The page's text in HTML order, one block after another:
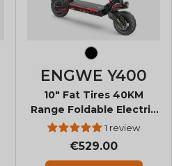
Black
ENGWE Y400
10" Fat Tires 40KM
Range Foldable Electric
Scooter1 review
€529.00